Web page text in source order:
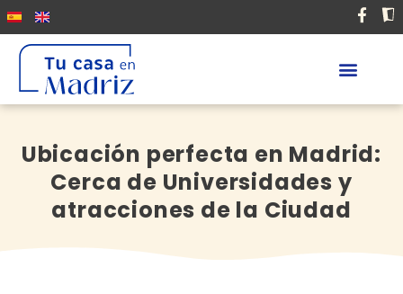
Ubicación perfecta en Madrid:
Cerca de Universidades y
atracciones de la Ciudad